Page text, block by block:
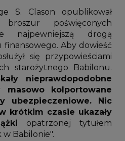
S. Clason opublikował
poświęconych
najpewniejszą drogą
Aby dowieść
się przypowieściami
starożytnego Babilonu.
nieprawdopodobne
masowo kolportowane
ubezpieczeniowe. Nic
krótkim czasie ukazały
opatrzonej tytułem
w Babilonie".